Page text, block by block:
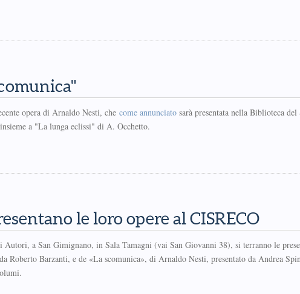
opera di Arnaldo Nesti, che come annunciato sarà presentata nella Biblioteca
a "La lunga eclissi" di A. Occhetto.
le loro opere al CISRECO
a San Gimignano, in Sala Tamagni (vai San Giovanni 38), si terranno le
Roberto Barzanti, e de «La scomunica», di Arnaldo Nesti, presentato da Andrea